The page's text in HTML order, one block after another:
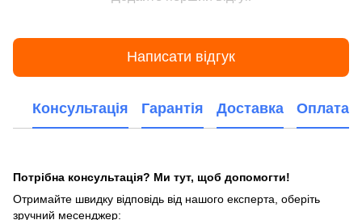
Написати відгук
Консультація Гарантія Доставка Оплата
Потрібна консультація? Ми тут, щоб допомогти!
Отримайте швидку відповідь від нашого експерта, оберіть
зручний месенджер: